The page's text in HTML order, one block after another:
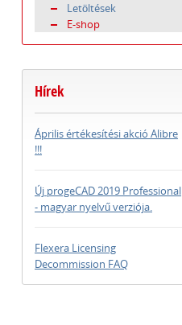
Letöltések
E-shop
Hírek
Április értékesítési akció Alibre
!!!
Új progeCAD 2019 Professional
- magyar nyelvű verziója.
Flexera Licensing
Decommission FAQ